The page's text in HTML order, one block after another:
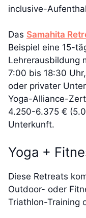
inclusive-
Das Samahita
Beispiel eine 15-
Lehrerausbildung
7:00 bis 18:30
oder privater
Yoga-Alliance-
4.250-6.375 €
Unterkunft.
Yoga +
Diese Retreats
Outdoor- oder
Triathlon-Training